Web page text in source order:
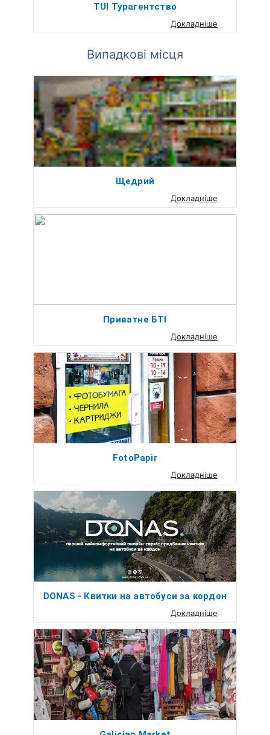
TUI Турагентство
Докладніше
Випадкові місця
Щедрий
Докладніше
Приватне БТІ
Докладніше
FotoPapir
Докладніше
DONAS - Квитки на автобуси за кордон
Докладніше